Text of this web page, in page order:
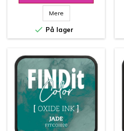
Mere
 På lager